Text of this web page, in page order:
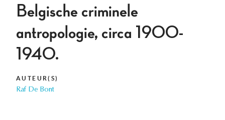
Belgische criminele
antropologie, circa 1900-
1940.
AUTEUR(S)
Raf De Bont